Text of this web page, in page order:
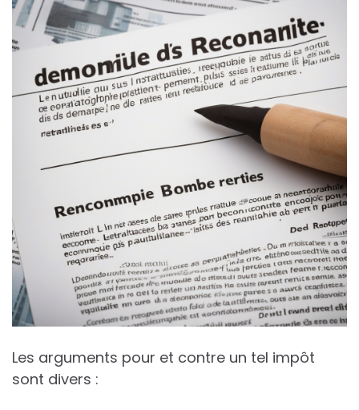
Les arguments pour et contre un tel impôt
sont divers :